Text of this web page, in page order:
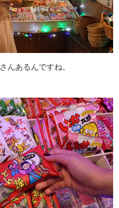
んあるんですね。